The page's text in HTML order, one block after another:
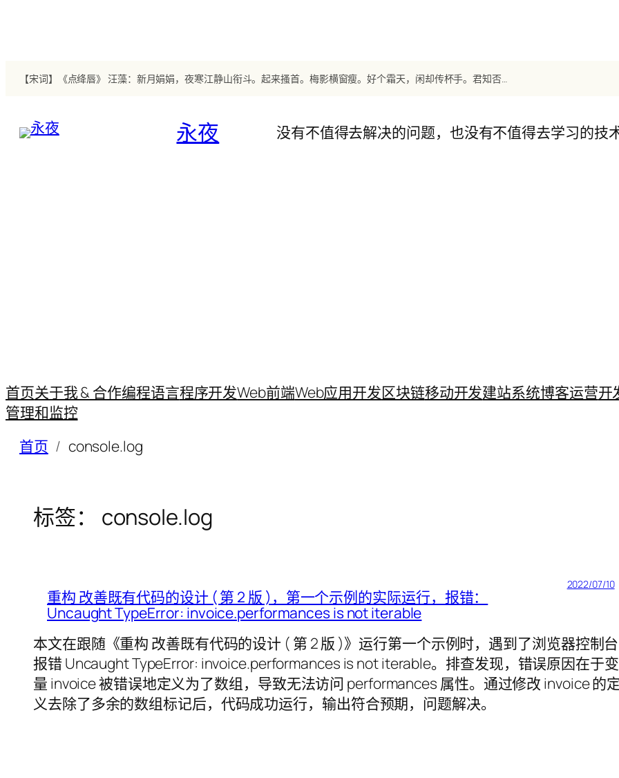
【宋词】《点绛唇》 汪藻：新月娟娟，夜寒江静山衔斗。起来搔首。梅影横窗瘦。好个霜天，闲却传杯手。君知否。乱鸦啼後。归兴浓於酒。
永夜 没有不值得去解决的问题，也没有不值得去学习的技
首页关于我 & 合作编程语言程序开发Web前端Web应用开发区块链移动开发建站系统博客运营开
管理和监控
首页
console.log
标签： console.log
重构 改善既有代码的设计 ( 第 2 版 )，第一个示例的实际运行，报错：
Uncaught TypeError: invoice.performances is not iterable
2022/07/10
本文在跟随《重构 改善既有代码的设计 ( 第 2 版 )》运行第一个示例时，遇到了浏览器控制台
报错 Uncaught TypeError: invoice.performances is not iterable。排查发现，错误原因在于变
量 invoice 被错误地定义为了数组，导致无法访问 performances 属性。通过修改 invoice 的
义去除了多余的数组标记后，代码成功运行，输出符合预期，问题解决。